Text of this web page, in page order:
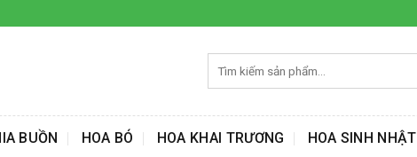
kiếm:
BUỒN HOA BÓ HOA KHAI TRƯƠNG HOA SINH NHẬT